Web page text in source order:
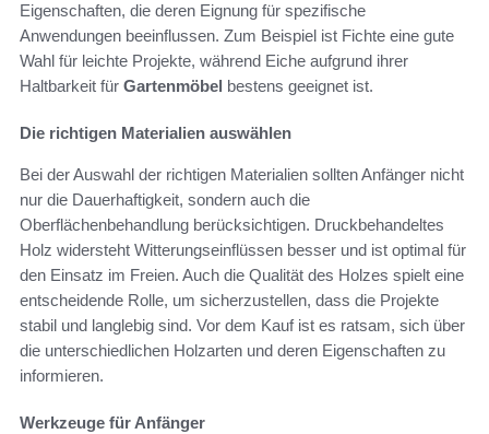
Eigenschaften, die deren Eignung für spezifische
Anwendungen beeinflussen. Zum Beispiel ist Fichte eine gute
Wahl für leichte Projekte, während Eiche aufgrund ihrer
Haltbarkeit für Gartenmöbel bestens geeignet ist.
Die richtigen Materialien auswählen
Bei der Auswahl der richtigen Materialien sollten Anfänger nicht
nur die Dauerhaftigkeit, sondern auch die
Oberflächenbehandlung berücksichtigen. Druckbehandeltes
Holz widersteht Witterungseinflüssen besser und ist optimal für
den Einsatz im Freien. Auch die Qualität des Holzes spielt eine
entscheidende Rolle, um sicherzustellen, dass die Projekte
stabil und langlebig sind. Vor dem Kauf ist es ratsam, sich über
die unterschiedlichen Holzarten und deren Eigenschaften zu
informieren.
Werkzeuge für Anfänger